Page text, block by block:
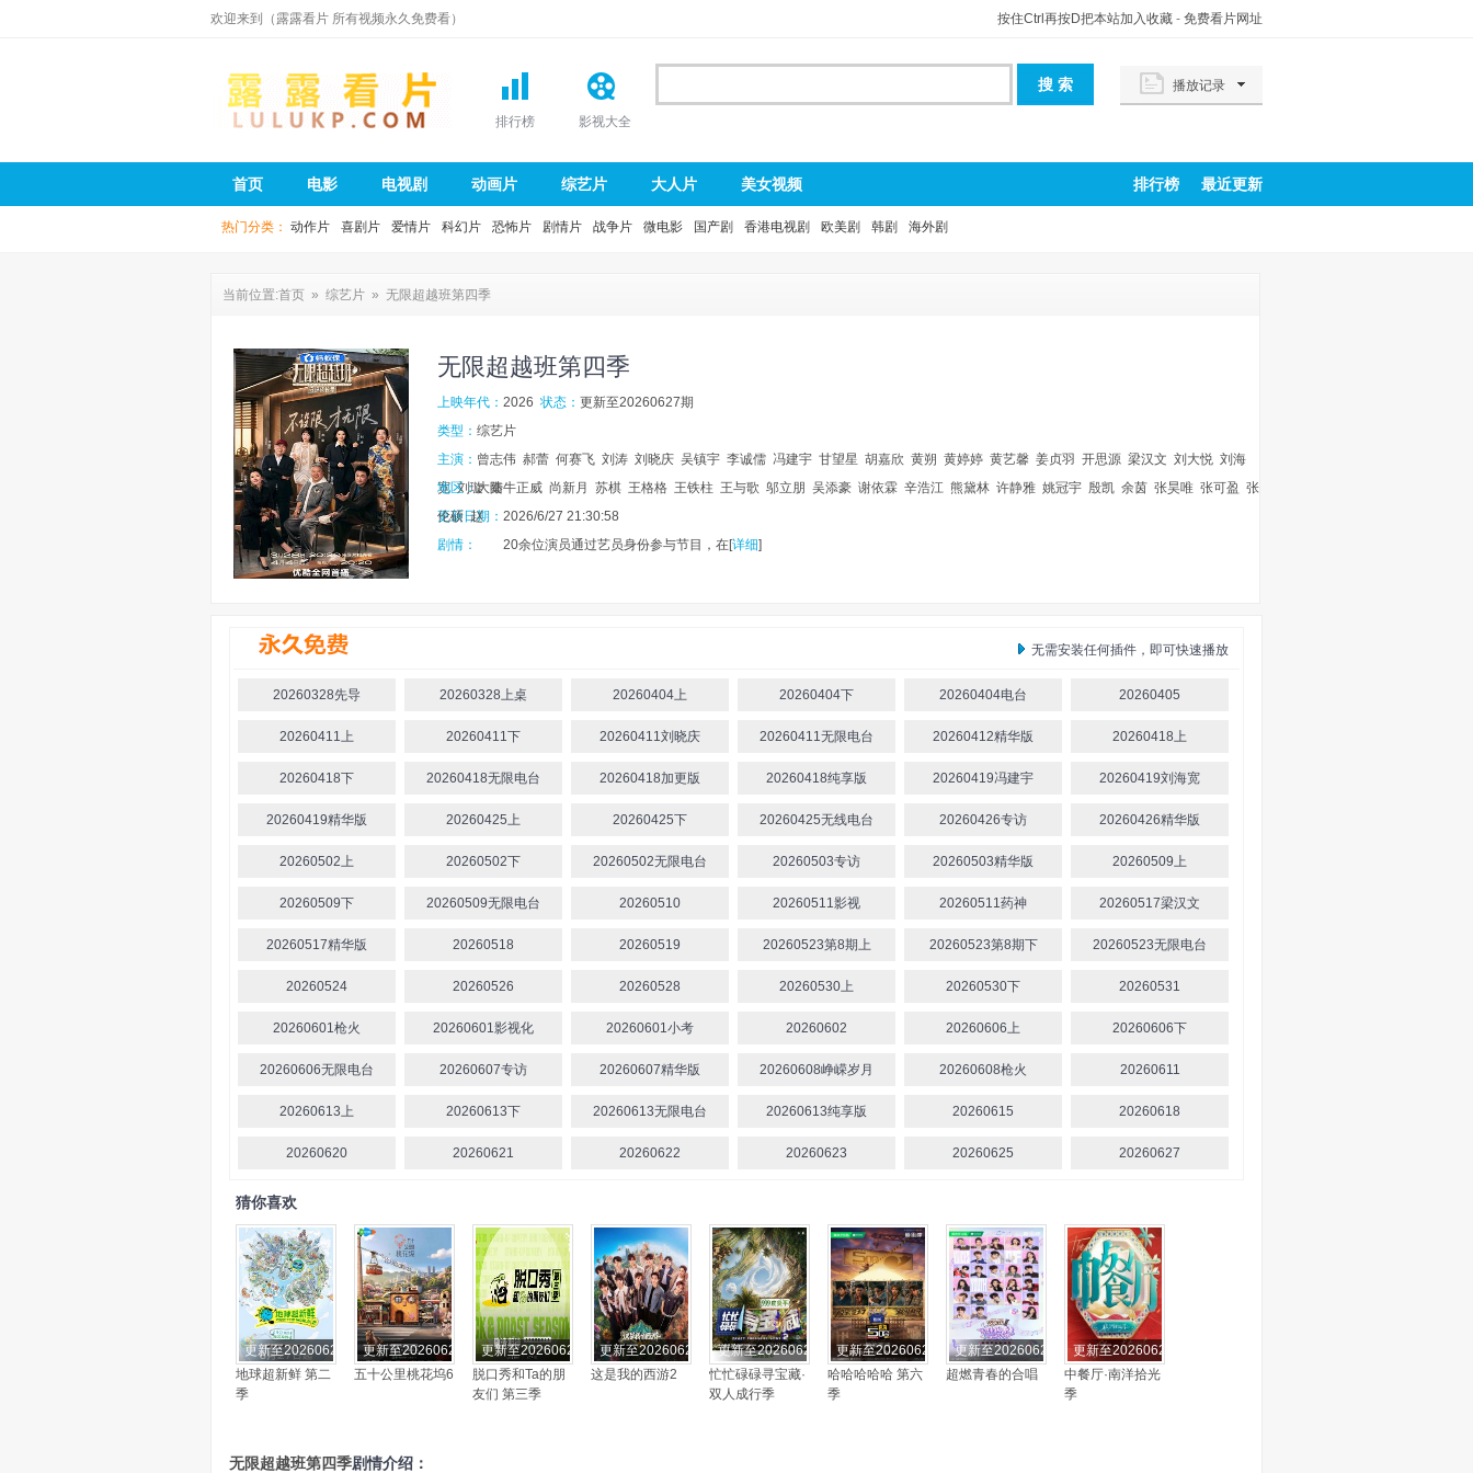
欢迎来到（露露看片 所有视频永久免费看） 按住Ctrl再按D把本站加入收藏 - 免费看片网址
排行榜 影视大全
播放记录
首页 电影 电视剧 动画片 综艺片 大人片 美女视频 排行榜 最近更新
热门分类： 动作片 喜剧片 爱情片 科幻片 恐怖片 剧情片 战争片 微电影 国产剧 香港电视剧 欧美剧 韩剧 海外剧
当前位置:首页 » 综艺片 » 无限超越班第四季
无限超越班第四季
上映年代： 2026 状态： 更新至20260627期
类型： 综艺片
主演： 曾志伟 郝蕾 何赛飞 刘涛 刘晓庆 吴镇宇 李诚儒 冯建宇 甘望星 胡嘉欣 黄朔 黄婷婷 黄艺馨 姜贞羽 开思源 梁汉文 刘大悦 刘海
宽 刘璇 秦牛正威 尚新月 苏棋 王格格 王铁柱 王与歌 邬立朋 吴添豪 谢依霖 辛浩江 熊黛林 许静雅 姚冠宇 殷凯 余茵 张昊唯 张可盈 张
伦硕 赵
地区：大陆
更新日期： 2026/6/27 21:30:58
剧情：
20余位演员通过艺员身份参与节目，在[详细]
无需安装任何插件，即可快速播放
20260328先导 20260328上桌 20260404上 20260404下 20260404电台 20260405
20260411上 20260411下 20260411刘晓庆 20260411无限电台 20260412精华版 20260418上
20260418下 20260418无限电台 20260418加更版 20260418纯享版 20260419冯建宇 20260419刘海宽
20260419精华版 20260425上 20260425下 20260425无线电台 20260426专访 20260426精华版
20260502上 20260502下 20260502无限电台 20260503专访 20260503精华版 20260509上
20260509下 20260509无限电台 20260510 20260511影视 20260511药神 20260517梁汉文
20260517精华版 20260518 20260519 20260523第8期上 20260523第8期下 20260523无限电台
20260524 20260526 20260528 20260530上 20260530下 20260531
20260601枪火 20260601影视化 20260601小考 20260602 20260606上 20260606下
20260606无限电台 20260607专访 20260607精华版 20260608峥嵘岁月 20260608枪火 20260611
20260613上 20260613下 20260613无限电台 20260613纯享版 20260615 20260618
20260620 20260621 20260622 20260623 20260625 20260627
猜你喜欢
更新至20260627期
地球超新鲜 第二
季
更新至20260627期
五十公里桃花坞6
更新至20260627期
脱口秀和Ta的朋
友们 第三季
更新至20260627期
这是我的西游2
更新至20260627期
忙忙碌碌寻宝藏·
双人成行季
更新至20260627期
哈哈哈哈哈 第六
季
更新至20260627期
超燃青春的合唱
更新至20260627期
中餐厅·南洋拾光
季
无限超越班第四季剧情介绍：